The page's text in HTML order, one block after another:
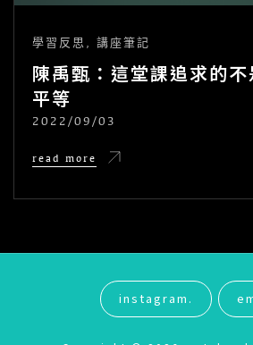
學習反思 , 講座筆記
陳禹甄：這堂課追求的
平等
POSTED
2022/09/03
read more
禹
這
求
不
是
平
instagram.